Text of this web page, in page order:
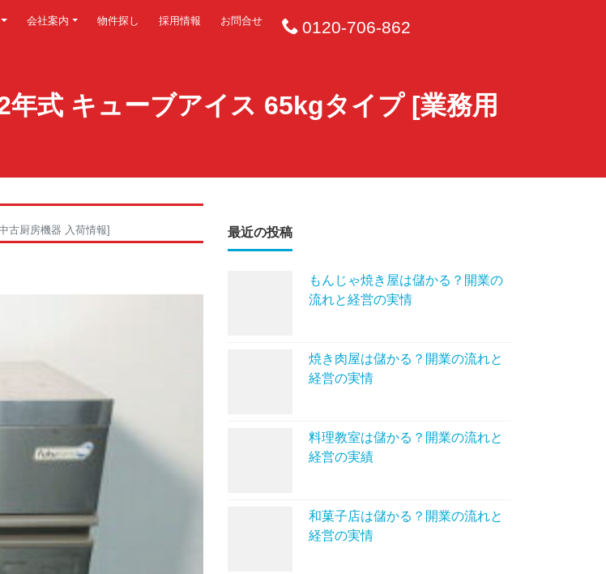
会社案内 物件探し 採用情報 お問合せ 0120-706-862
式 キューブアイス 65kgタイプ [業務用
古厨房機器 入荷情報]
最近の投稿
もんじゃ焼き屋は儲かる？開業の
流れと経営の実情
焼き肉屋は儲かる？開業の流れと
経営の実情
料理教室は儲かる？開業の流れと
経営の実績
和菓子店は儲かる？開業の流れと
経営の実情